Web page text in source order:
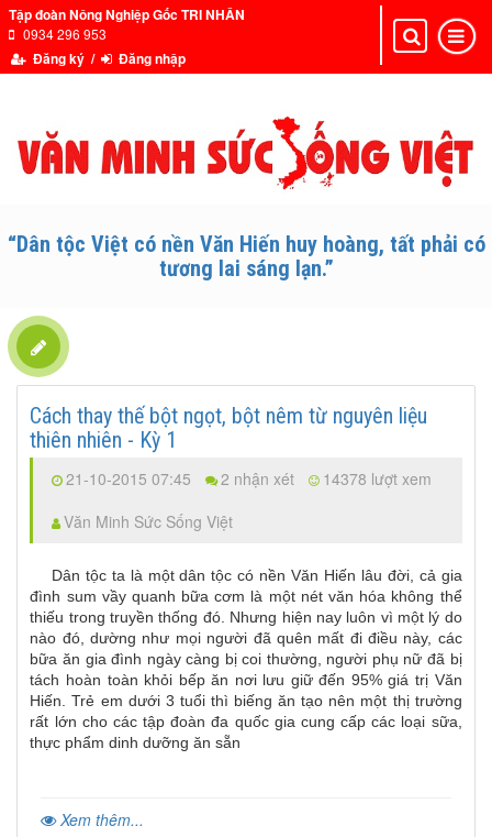
Tập đoàn Nông Nghiệp Gốc TRI NHÂN
0934 296 953
Đăng ký / Đăng nhập
Toggle
Toggle
navigation
“Dân tộc Việt có nền Văn Hiến huy hoàng, tất phải có
tương lai sáng lạn.”
Cách thay thế bột ngọt, bột nêm từ nguyên liệu
thiên nhiên - Kỳ 1
21-10-2015 07:45 2 nhận xét
14378 lượt xem
Văn Minh Sức Sống Việt
Dân tộc ta là một dân tộc có nền Văn Hiến lâu đời, cả gia
đình sum vầy quanh bữa cơm là một nét văn hóa không thể
thiếu trong truyền thống đó. Nhưng hiện nay luôn vì một lý do
nào đó, dường như mọi người đã quên mất đi điều này, các
bữa ăn gia đình ngày càng bị coi thường, người phụ nữ đã bị
tách hoàn toàn khỏi bếp ăn nơi lưu giữ đến 95% giá trị Văn
Hiến. Trẻ em dưới 3 tuổi thì biếng ăn tạo nên một thị trường
rất lớn cho các tập đoàn đa quốc gia cung cấp các loại sữa,
thực phẩm dinh dưỡng ăn sẵn
Xem thêm...